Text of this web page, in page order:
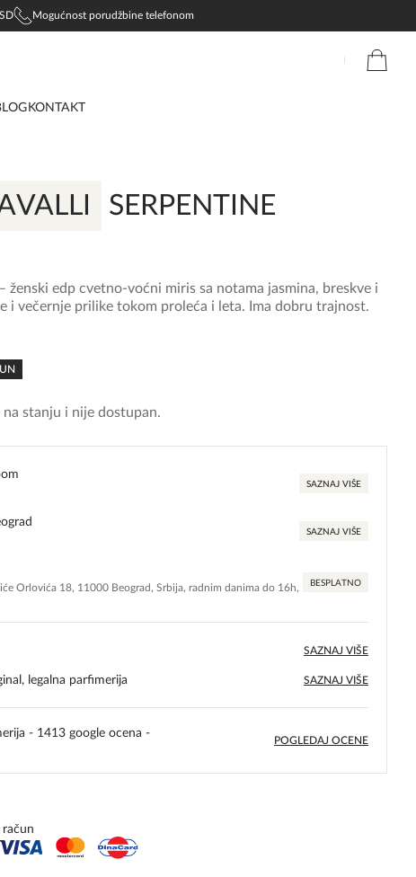
Mogućnost porudžbine telefonom
KONTAKT
SERPENTINE
ženski edp cvetno-voćni miris sa notama jasmina, breskve i
i večernje prilike tokom proleća i leta. Ima dobru trajnost.
stanju i nije dostupan.
SAZNAJ VIŠE
SAZNAJ VIŠE
Orlovića 18, 11000 Beograd, Srbija, radnim danima do 16h,
BESPLATNO
SAZNAJ VIŠE
legalna parfimerija SAZNAJ VIŠE
- 1413 google ocena -
POGLEDAJ OCENE